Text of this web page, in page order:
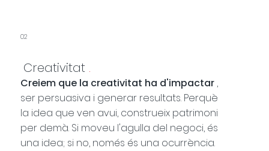
02
Creativitat .
Creiem que la creativitat ha d'impactar,
ser persuasiva i generar resultats. Perquè
la idea que ven avui, construeix patrimoni
per demà. Si moveu l'agulla del negoci, és
una idea; si no, només és una ocurrència.